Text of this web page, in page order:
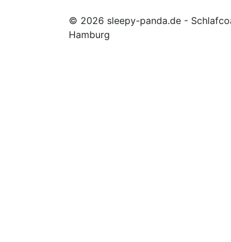
© 2026 sleepy-panda.de -
Hamburg